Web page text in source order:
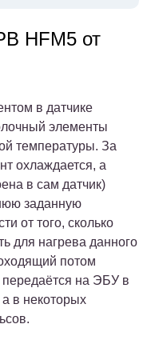
HFM5 от
в датчике
элементы
температуры. За
охлаждается, а
в сам датчик)
заданную
от того, сколько
для нагрева данного
потом
на ЭБУ в
в некоторых